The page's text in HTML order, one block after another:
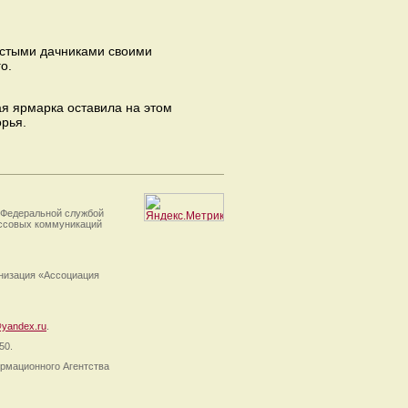
дачниками своими
ярмарка оставила на этом
службой
коммуникаций
«Ассоциация
Агентства